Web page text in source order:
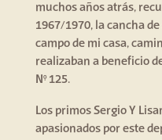
muchos años atrás,
1967/1970, la cancha
campo de mi casa,
realizaban a beneficio
N° 125.
Los primos Sergio Y
apasionados por este